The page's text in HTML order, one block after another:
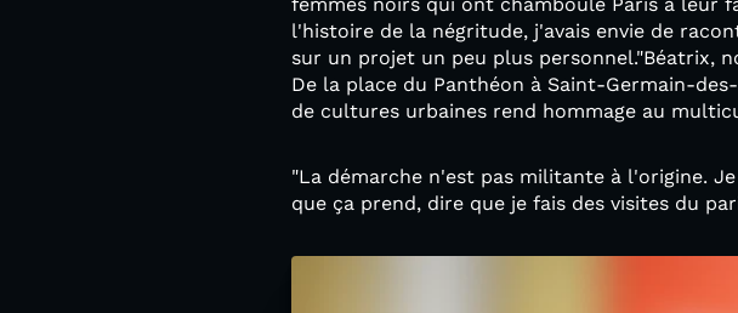
l'histoire de la négritude, j'avais envie de
sur un projet un peu plus personnel."Béatrix,
De la place du Panthéon à Saint-Germain-
de cultures urbaines rend hommage au
"La démarche n'est pas militante à l'origine.
que ça prend, dire que je fais des visites du